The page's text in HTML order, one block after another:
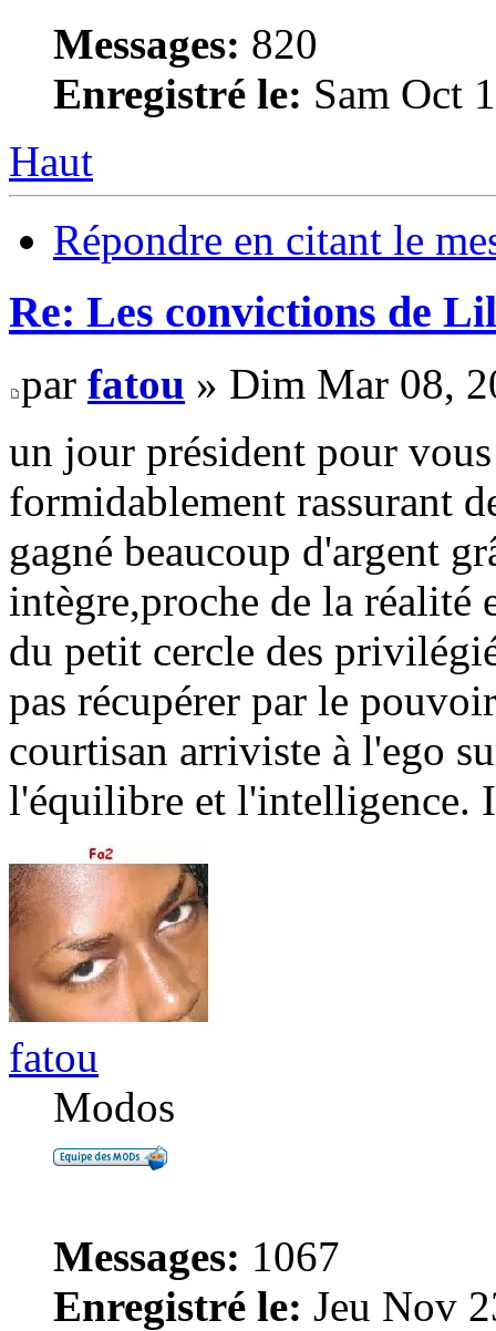
Messages: 820
Enregistré le: Sam Oct
Haut
Répondre en citant le
Re: Les convictions de
par fatou » Dim Mar 08,
un jour président pour
formidablement rassurant
gagné beaucoup d'argent
intègre,proche de la réalité
du petit cercle des
pas récupérer par le
courtisan arriviste à l'ego
l'équilibre et l'intelligence.
fatou
Modos
Messages: 1067
Enregistré le: Jeu Nov